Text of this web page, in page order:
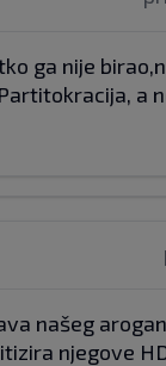
ga nije
a
našeg
njegove